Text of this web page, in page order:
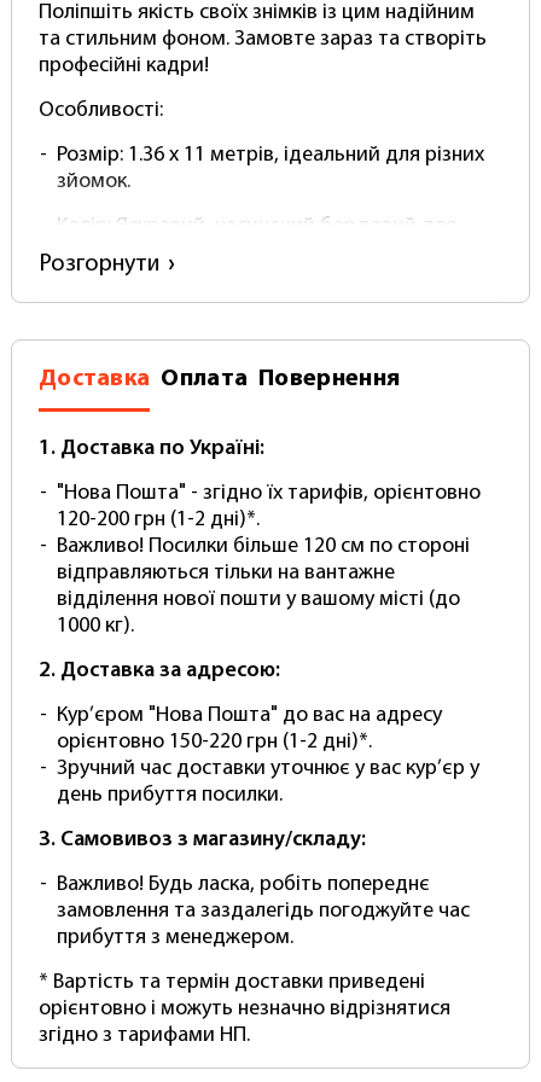
Поліпшіть якість своїх знімків із цим надійним
та стильним фоном. Замовте зараз та створіть
професійні кадри!
Особливості:
Розмір: 1.36 x 11 метрів, ідеальний для різних
зйомок.
Колір: Яскравий, насичений бордовий для
створення свіжих та привабливих фотографій.
Матеріал: Міцний паперовий матеріал,
Застосування: Підходить для студійної
фотосесій та художніх проектів.
Переваги:
Підвищує візуальну якість фотографій.
Забезпечує гладку та безшовну поверхню.
Ідеальний для професійних та аматорських
свою фотостудію та забезпечте високу якість
знімків. Замовте зараз і досягніть нових висот у
фотографії!
фотографа, і вибір фону може суттєво вплинути
на якість фотографій. Ось кілька причин, чому
паперове тло варто розглянути:
Універсальність: Паперові фони підходять для
різних видів зйомки, включаючи портрети,
предметну фотографію та натюрморти. Вони
гнучкі і можуть використовуватися в студії чи
Розгорнути
Доставка Оплата Повернення
1. Доставка по Україні:
"Нова Пошта" - згідно їх тарифів, орієнтовно
120-200 грн (1-2 дні)*.
Важливо! Посилки більше 120 см по стороні
відправляються тільки на вантажне
відділення нової пошти у вашому місті (до
1000 кг).
2. Доставка за адресою:
Кур’єром "Нова Пошта" до вас на адресу
орієнтовно 150-220 грн (1-2 дні)*.
Зручний час доставки уточнює у вас кур’єр у
день прибуття посилки.
3. Самовивоз з магазину/складу:
Важливо! Будь ласка, робіть попереднє
замовлення та заздалегідь погоджуйте час
прибуття з менеджером.
* Вартість та термін доставки приведені
орієнтовно і можуть незначно відрізнятися
згідно з тарифами НП.